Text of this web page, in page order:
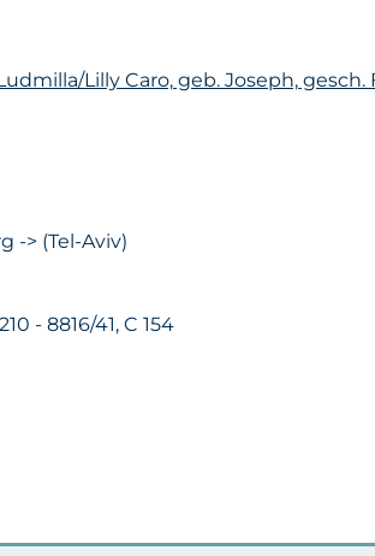
Lilly Caro, geb. Joseph, gesch.
-> (Tel-Aviv)
- 8816/41, C 154